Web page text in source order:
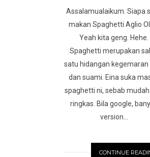
Assalamualaikum. Siapa
makan Spaghetti Aglio
Yeah kita geng. Hehe.
Spaghetti merupakan
satu hidangan kegemaran
dan suami. Eina suka
spaghetti ni, sebab
ringkas. Bila google,
version...
CONTINUE